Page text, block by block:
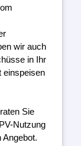
wir auch
in Ihr
einspeisen
Sie
Nutzung
Angebot.